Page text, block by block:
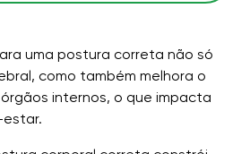
uma postura correta não só
como também melhora o
internos, o que impacta